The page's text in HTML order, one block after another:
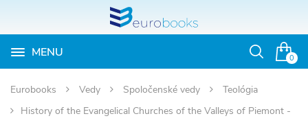
0
MENU
Otvoriť
Eurobooks Vedy Spoločenské vedy
Teológia
History of the Evangelical Churches of the Valleys of Piemont -